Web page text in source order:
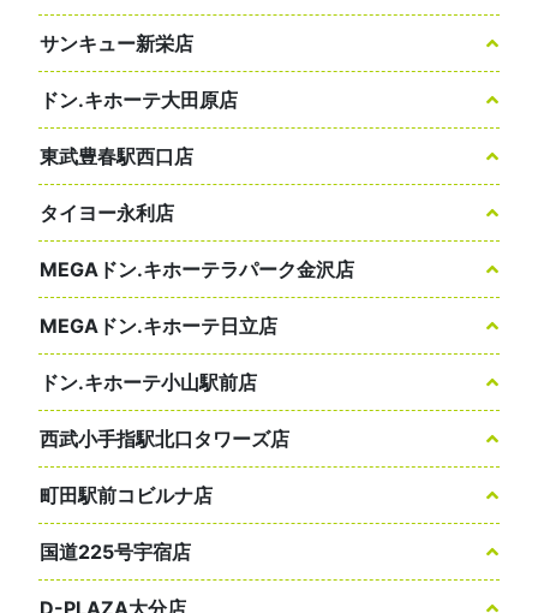
サンキュー新栄店
ドン.キホーテ大田原店
東武豊春駅西口店
タイヨー永利店
MEGAドン.キホーテラパーク金沢店
MEGAドン.キホーテ日立店
ドン.キホーテ小山駅前店
西武小手指駅北口タワーズ店
町田駅前コビルナ店
国道225号宇宿店
D-PLAZA大分店